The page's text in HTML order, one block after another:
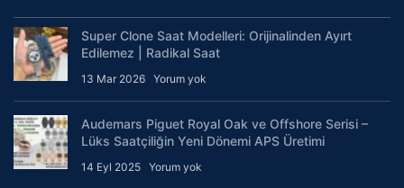
Super Clone Saat Modelleri: Orijinalinden Ayırt
Edilemez | Radikal Saat
13 Mar 2026 Yorum yok
Audemars Piguet Royal Oak ve Offshore Serisi –
Lüks Saatçiliğin Yeni Dönemi APS Üretimi
14 Eyl 2025 Yorum yok